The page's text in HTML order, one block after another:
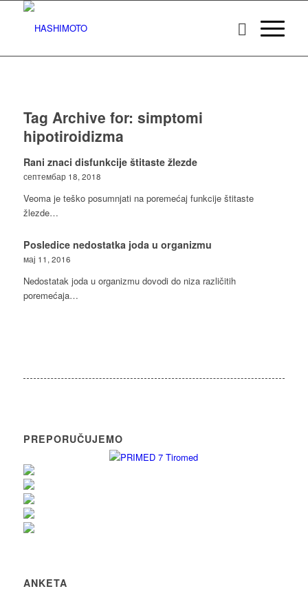
Tag Archive for: simptomi
hipotiroidizma
Rani znaci disfunkcije štitaste žlezde
септембар 18, 2018
Veoma je teško posumnjati na poremećaj funkcije štitaste
žlezde…
Posledice nedostatka joda u organizmu
мај 11, 2016
Nedostatak joda u organizmu dovodi do niza različitih
poremećaja…
PREPORUČUJEMO
ANKETA